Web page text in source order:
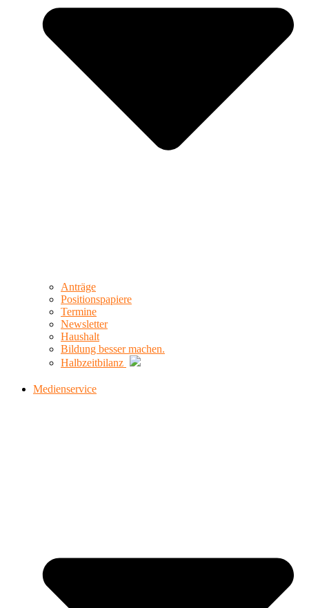
Anträge
Positionspapiere
Termine
Newsletter
Haushalt
Bildung besser machen.
Halbzeitbilanz
Medienservice